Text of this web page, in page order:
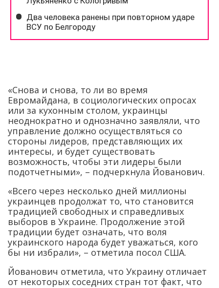
«Снова и снова, то ли во время
Евромайдана, в социологических опросах
или за кухонным столом, украинцы
неоднократно и однозначно заявляли, что
управление должно осуществляться со
стороны лидеров, представляющих их
интересы, и будет существовать
возможность, чтобы эти лидеры были
подотчетными», – подчеркнула Йованович.
«Всего через несколько дней миллионы
украинцев продолжат то, что становится
традицией свободных и справедливых
выборов в Украине. Продолжение этой
традиции будет означать, что воля
украинского народа будет уважаться, кого
бы ни избрали», – отметила посол США.
Йованович отметила, что Украину отличает
от некоторых соседних стран тот факт, что